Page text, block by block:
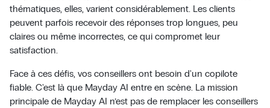
thématiques, elles, varient considérablement. Les clients
peuvent parfois recevoir des réponses trop longues, peu
claires ou même incorrectes, ce qui compromet leur
satisfaction.
Face à ces défis, vos conseillers ont besoin d'un copilote
fiable. C'est là que Mayday AI entre en scène. La mission
principale de Mayday AI n’est pas de remplacer les conseillers